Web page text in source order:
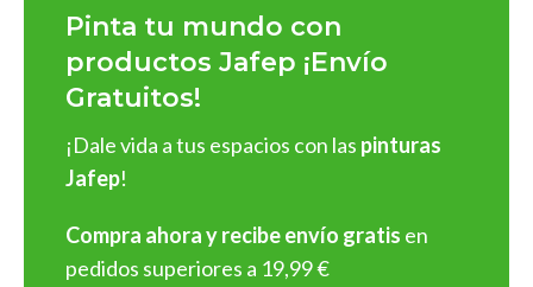
alta calidad que destacan por su
impecablesy fácil aplicación:
Pinturas para interiores y exteriores
personalizables.
Barnices y esmaltes
Selladores y revestimientos: Soluciones profesionales
para preparar y proteger superficies antes de aplicar
Pinta tu mundo con
productos Jafep ¡Envío
Gratuitos!
¡Dale vida a tus espacios con las pinturas
Jafep!
Compra ahora y recibe envío gratis en
pedidos superiores a 19,99 €